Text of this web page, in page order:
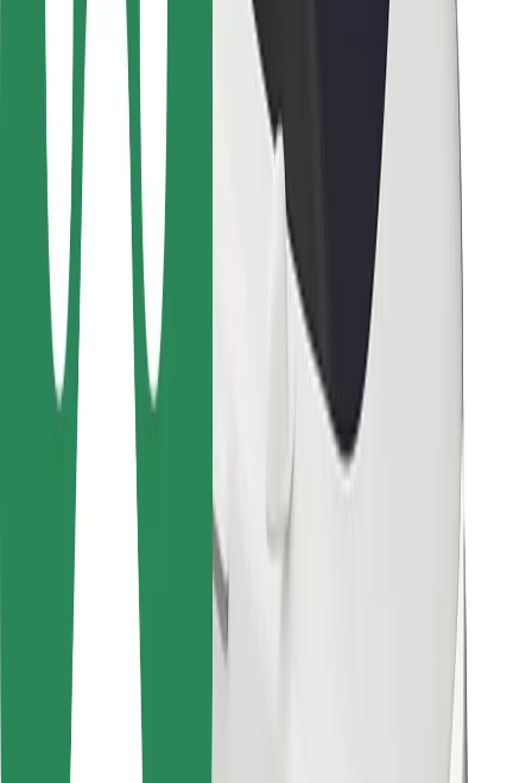
Pomoč
Za potnike
Za voznike
Za dostavljavce
Bolt Food
Za lastnike voznih parkov
Za restavracije
Bolt za podjetja
Drugo
Pogoji poslovanja
Piškotki
Do vožnje v nekaj minutah!
Prenesi aplikacijo Bolt
Najdi svojo najljubšo hrano!
Prenesi aplikacijo Bolt Food